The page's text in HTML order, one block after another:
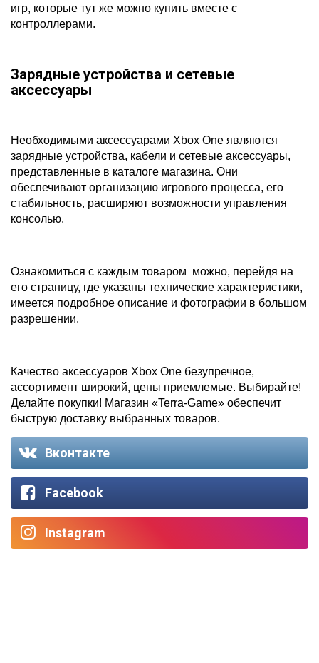
игр, которые тут же можно купить вместе с
контроллерами.
Зарядные устройства и сетевые
аксессуары
Необходимыми аксессуарами Xbox One являются
зарядные устройства, кабели и сетевые аксессуары,
представленные в каталоге магазина. Они
обеспечивают организацию игрового процесса, его
стабильность, расширяют возможности управления
консолью.
Ознакомиться с каждым товаром можно, перейдя на
его страницу, где указаны технические характеристики,
имеется подробное описание и фотографии в большом
разрешении.
Качество аксессуаров Xbox One безупречное,
ассортимент широкий, цены приемлемые. Выбирайте!
Делайте покупки! Магазин «Terra-Game» обеспечит
быструю доставку выбранных товаров.
Вконтакте
Facebook
Instagram